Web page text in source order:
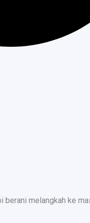
berani melangkah ke